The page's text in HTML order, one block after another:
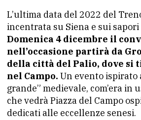
L’ultima data del 2022 del
incentrata su Siena e sui sapori
Domenica 4 dicembre il
nell’occasione partirà da
della città del Palio, dove si
nel Campo. Un evento ispirato
grande” medievale, com’era in
che vedrà Piazza del Campo
dedicati alle eccellenze senesi.